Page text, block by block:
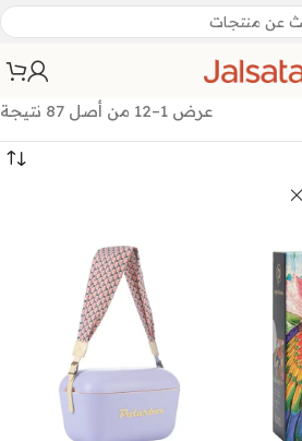
عرض 1–12 من أصل 87 نتيجة